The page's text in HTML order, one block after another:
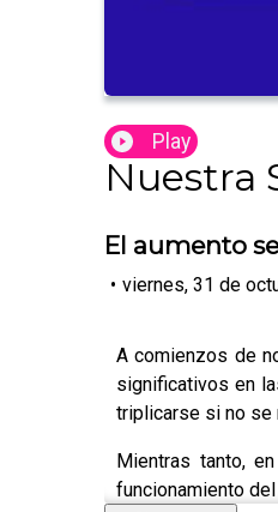
Play
Nuestra
El aumento
• viernes, 31 de
A comienzos de
significativos en
triplicarse si no se
Mientras tanto,
funcionamiento